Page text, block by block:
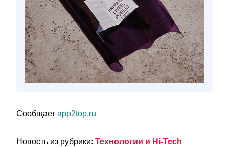
Сообщает app2top.ru
Новость из рубрики: Технологии и Hi-Tech